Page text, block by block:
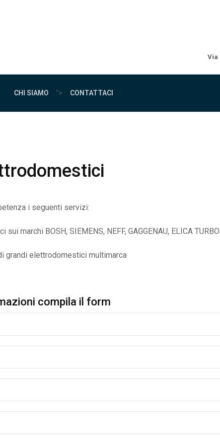
Via
CHI SIAMO "> CONTATTACI
i seguenti servizi:
marchi BOSH, SIEMENS, NEFF, GAGGENAU, ELICA
grandi elettrodomestici multimarca
compila il form